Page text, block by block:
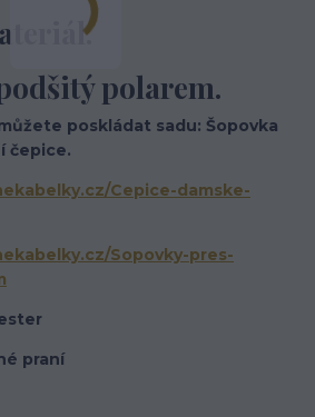
polarem.
poskládat sadu: Šopovka
čepice.
Cepice-damske-
Sopovky-pres-
praní